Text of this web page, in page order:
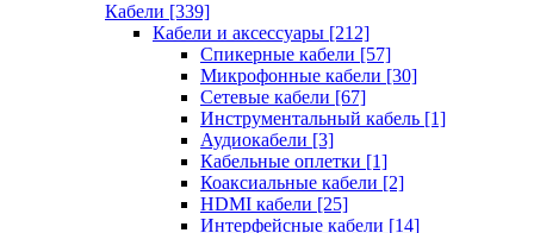
Кабели [339]
Кабели и аксессуары [212]
Спикерные кабели [57]
Микрофонные кабели [30]
Сетевые кабели [67]
Инструментальный кабель [1]
Аудиокабели [3]
Кабельные оплетки [1]
Коаксиальные кабели [2]
HDMI кабели [25]
Интерфейсные кабели [14]